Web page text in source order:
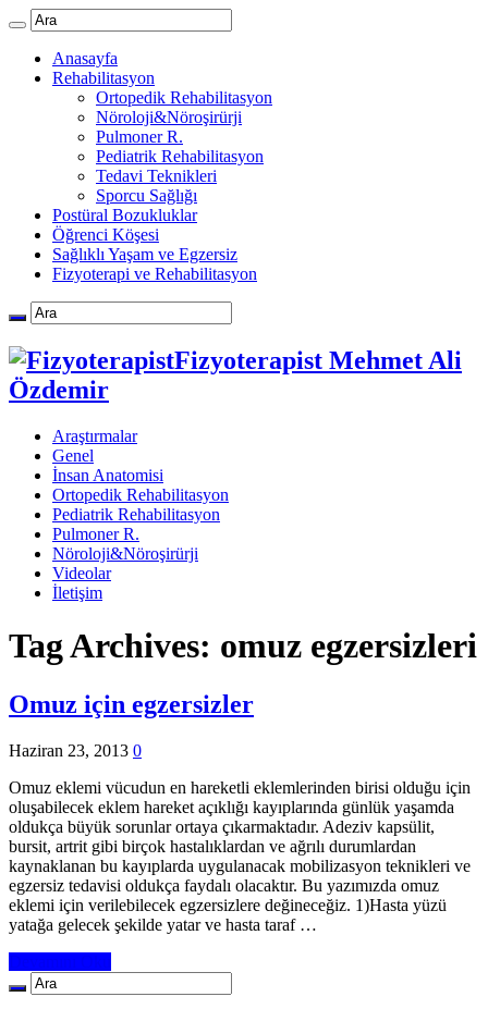
Anasayfa
Rehabilitasyon
Ortopedik Rehabilitasyon
Nöroloji&Nöroşirürji
Pulmoner R.
Pediatrik Rehabilitasyon
Tedavi Teknikleri
Sporcu Sağlığı
Postüral Bozukluklar
Öğrenci Köşesi
Sağlıklı Yaşam ve Egzersiz
Fizyoterapi ve Rehabilitasyon
Fizyoterapist Mehmet Ali
Özdemir
Araştırmalar
Genel
İnsan Anatomisi
Ortopedik Rehabilitasyon
Pediatrik Rehabilitasyon
Pulmoner R.
Nöroloji&Nöroşirürji
Videolar
İletişim
Tag Archives: omuz egzersizleri
Omuz için egzersizler
Haziran 23, 2013 0
Omuz eklemi vücudun en hareketli eklemlerinden birisi olduğu için
oluşabilecek eklem hareket açıklığı kayıplarında günlük yaşamda
oldukça büyük sorunlar ortaya çıkarmaktadır. Adeziv kapsülit,
bursit, artrit gibi birçok hastalıklardan ve ağrılı durumlardan
kaynaklanan bu kayıplarda uygulanacak mobilizasyon teknikleri ve
egzersiz tedavisi oldukça faydalı olacaktır. Bu yazımızda omuz
eklemi için verilebilecek egzersizlere değineceğiz. 1)Hasta yüzü
yatağa gelecek şekilde yatar ve hasta taraf …